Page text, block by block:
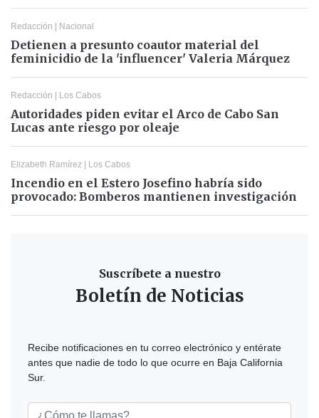
Redacción Nacional
Detienen a presunto coautor material del
feminicidio de la 'influencer' Valeria Márquez
Redacción Los Cabos
Autoridades piden evitar el Arco de Cabo San
Lucas ante riesgo por oleaje
Elizabeth Ramírez Los Cabos
Incendio en el Estero Josefino habría sido
provocado: Bomberos mantienen investigación
Suscríbete a nuestro
Boletín de Noticias
Recibe notificaciones en tu correo electrónico y entérate
antes que nadie de todo lo que ocurre en Baja California
Sur.